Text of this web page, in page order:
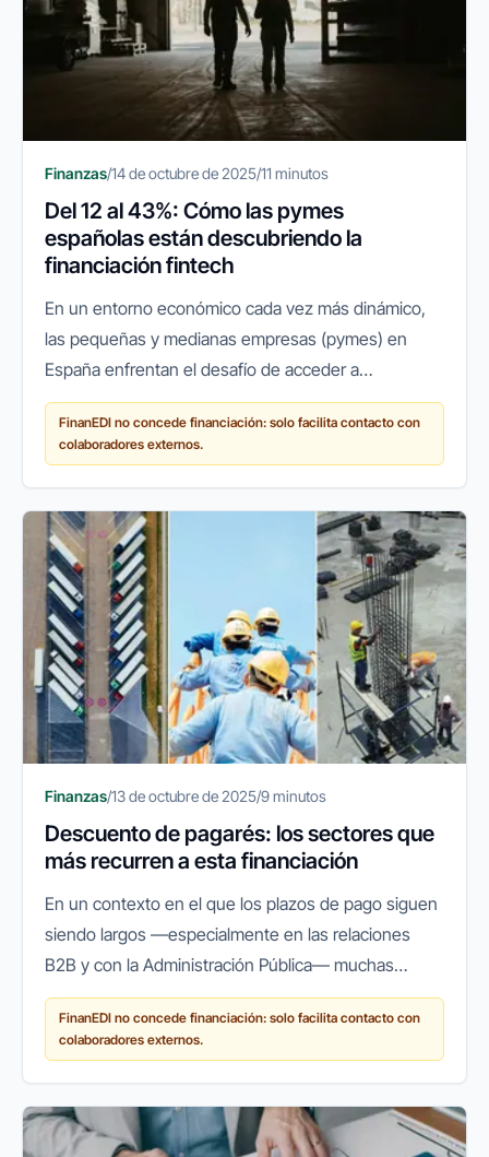
Finanzas/14 de octubre de 2025/11 minutos
Del 12 al 43%: Cómo las pymes
españolas están descubriendo la
financiación fintech
En un entorno económico cada vez más dinámico,
las pequeñas y medianas empresas (pymes) en
España enfrentan el desafío de acceder a
financiación ágil y flexible para crecer, innovar o
simplemente mantener sus...
FinanEDI no concede financiación: solo facilita contacto con
colaboradores externos.
Finanzas/13 de octubre de 2025/9 minutos
Descuento de pagarés: los sectores que
más recurren a esta financiación
En un contexto en el que los plazos de pago siguen
siendo largos —especialmente en las relaciones
B2B y con la Administración Pública— muchas
empresas españolas recurren a herramientas que
les permitan mantener su...
FinanEDI no concede financiación: solo facilita contacto con
colaboradores externos.